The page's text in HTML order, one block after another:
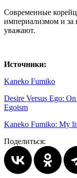
Современные
империализмом и за
уважают.
Источники:
Kaneko Fumiko
Desire Versus Ego:
Egoism
Kaneko Fumiko: My
Поделиться: